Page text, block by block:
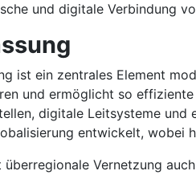
und digitale Verbindung
ist ein zentrales Element
und ermöglicht so
digitale Leitsysteme und
entwickelt, wobei
Vernetzung